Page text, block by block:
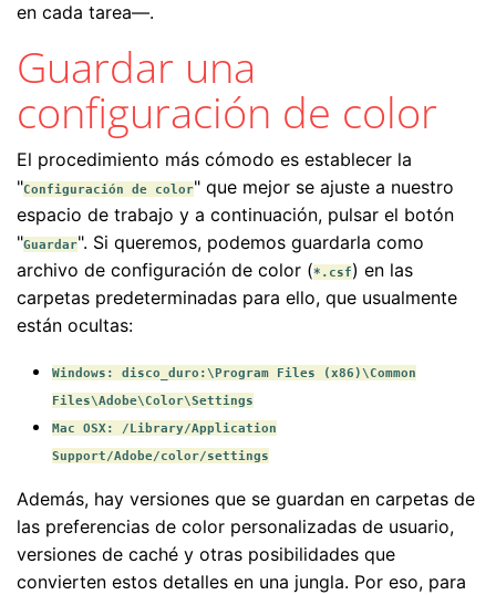
en cada tarea—.
Guardar una
configuración de color
El procedimiento más cómodo es establecer la
"Configuración de color" que mejor se ajuste a nuestro
espacio de trabajo y a continuación, pulsar el botón
"Guardar". Si queremos, podemos guardarla como
archivo de configuración de color (*.csf) en las
carpetas predeterminadas para ello, que usualmente
están ocultas:
Windows: disco_duro:\Program Files (x86)\Common
Files\Adobe\Color\Settings
Mac OSX: /Library/Application
Support/Adobe/color/settings
Además, hay versiones que se guardan en carpetas de
las preferencias de color personalizadas de usuario,
versiones de caché y otras posibilidades que
convierten estos detalles en una jungla. Por eso, para